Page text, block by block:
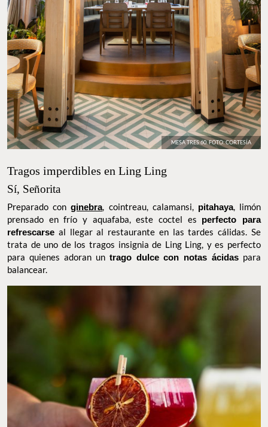
MESA TRES 60. FOTO: CORTESÍA
Tragos imperdibles en Ling Ling
Sí, Señorita
Preparado conginebra, cointreau, calamansi,pitahaya, limón
prensado en frío y aquafaba, este coctel esperfecto para
refrescarse
con notas ácidas